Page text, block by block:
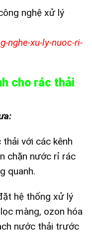
nghệ xử lý
nghe-xu-ly-nuoc-ri-
cho rác thải
với các kênh
chặn nước rỉ rác
quanh.
hệ thống xử lý
màng, ozon hóa
nước thải trước